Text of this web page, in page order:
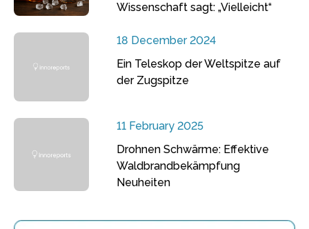
Wissenschaft sagt: „Vielleicht“
18 December 2024
Ein Teleskop der Weltspitze auf
der Zugspitze
11 February 2025
Drohnen Schwärme: Effektive
Waldbrandbekämpfung
Neuheiten